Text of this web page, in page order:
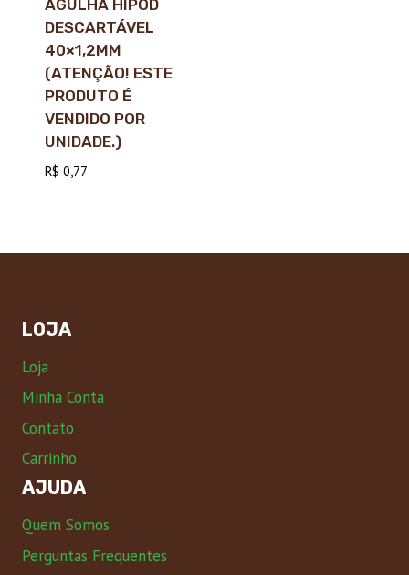
AGULHA HIPOD
DESCARTÁVEL
40×1,2MM
(ATENÇÃO! ESTE
PRODUTO É
VENDIDO POR
UNIDADE.)
R$ 0,77
LOJA
Loja
Minha Conta
Contato
Carrinho
AJUDA
Quem Somos
Perguntas Frequentes